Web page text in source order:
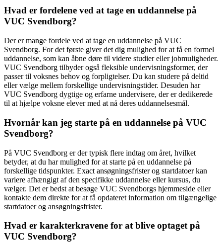
Hvad er fordelene ved at tage en uddannelse på
VUC Svendborg?
Der er mange fordele ved at tage en uddannelse på VUC
Svendborg. For det første giver det dig mulighed for at få en formel
uddannelse, som kan åbne døre til videre studier eller jobmuligheder.
VUC Svendborg tilbyder også fleksible undervisningsformer, der
passer til voksnes behov og forpligtelser. Du kan studere på deltid
eller vælge mellem forskellige undervisningstider. Desuden har
VUC Svendborg dygtige og erfarne undervisere, der er dedikerede
til at hjælpe voksne elever med at nå deres uddannelsesmål.
Hvornår kan jeg starte på en uddannelse på VUC
Svendborg?
På VUC Svendborg er der typisk flere indtag om året, hvilket
betyder, at du har mulighed for at starte på en uddannelse på
forskellige tidspunkter. Exact ansøgningsfrister og startdatoer kan
variere afhængigt af den specifikke uddannelse eller kursus, du
vælger. Det er bedst at besøge VUC Svendborgs hjemmeside eller
kontakte dem direkte for at få opdateret information om tilgængelige
startdatoer og ansøgningsfrister.
Hvad er karakterkravene for at blive optaget på
VUC Svendborg?